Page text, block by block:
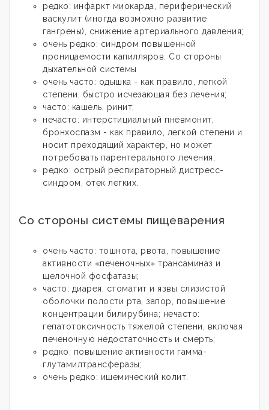
редко: инфаркт миокарда, периферический
васкулит (иногда возможно развитие
гангрены), снижение артериального давления;
очень редко: синдром повышенной
проницаемости капилляров. Со стороны
дыхательной системы
очень часто: одышка - как правило, легкой
степени, быстро исчезающая без лечения;
часто: кашель, ринит;
нечасто: интерстициальный пневмонит,
бронхоспазм - как правило, легкой степени и
носит преходящий характер, но может
потребовать парентерального лечения;
редко: острый респираторный дистресс-
синдром, отек легких.
Со стороны системы пищеварения
очень часто: тошнота, рвота, повышение
активности «печеночных» трансаминаз и
щелочной фосфатазы;
часто: диарея, стоматит и язвы слизистой
оболочки полости рта, запор, повышение
концентрации билирубина; нечасто:
гепатотоксичность тяжелой степени, включая
печеночную недостаточность и смерть;
редко: повышение активности гамма-
глутамилтрансферазы;
очень редко: ишемический колит.